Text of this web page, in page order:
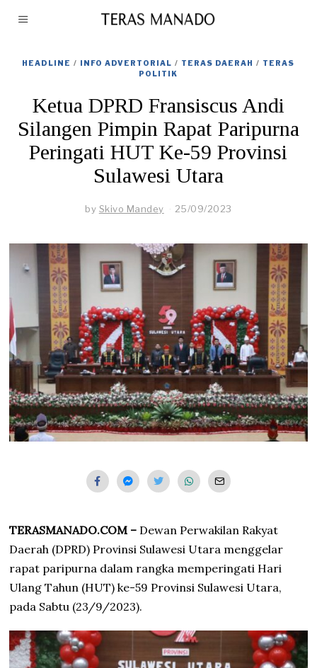
HEADLINE / INFO ADVERTORIAL / TERAS DAERAH / TERAS
POLITIK
Ketua DPRD Fransiscus Andi
Silangen Pimpin Rapat Paripurna
Peringati HUT Ke-59 Provinsi
Sulawesi Utara
by Skivo Mandey 25/09/2023
0
9
/
2
2
3
TERASMANADO.COM – Dewan Perwakilan Rakyat
Daerah (DPRD) Provinsi Sulawesi Utara menggelar
rapat paripurna dalam rangka memperingati Hari
Ulang Tahun (HUT) ke-59 Provinsi Sulawesi Utara,
pada Sabtu (23/9/2023).